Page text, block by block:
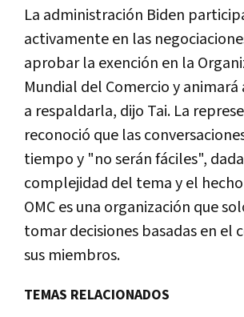
La administración Biden
activamente en las
aprobar la exención en la
Mundial del Comercio y animará
a respaldarla, dijo Tai. La
reconoció que las
tiempo y "no serán fáciles",
complejidad del tema y el
OMC es una organización que
tomar decisiones basadas en el
sus miembros.
TEMAS RELACIONADOS